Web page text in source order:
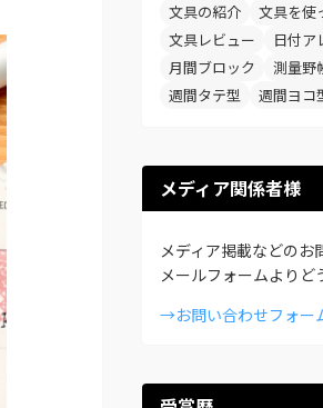
文具の紹介
文具を使
文具レビュー
日付ア
月間ブロック
測量野
週間タテ型
週間ヨコ
メディア関係者様
メディア掲載などのお
メールフォームよりど
→お問い合わせフォー